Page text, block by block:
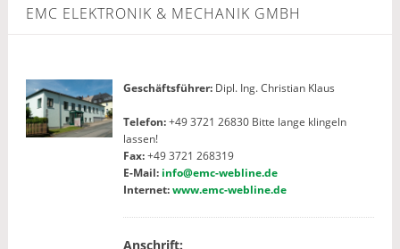
EMC ELEKTRONIK & MECHANIK GMBH
Geschäftsführer: Dipl. Ing. Christian Klaus
Telefon:+49 3721 26830 Bitte lange klingeln
lassen!
Fax:+49 3721 268319
E-Mail: info@emc-webline.de
Internet:www.emc-webline.de
Anschrift: